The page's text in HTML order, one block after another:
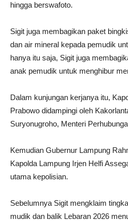
hingga berswafoto.
Sigit juga membagikan paket
dan air mineral kepada pemudik
hanya itu saja, Sigit juga
anak pemudik untuk menghibur
Dalam kunjungan kerjanya itu,
Prabowo didampingi oleh
Suryonugroho, Menteri
Kemudian Gubernur Lampung
Kapolda Lampung Irjen Helfi
utama kepolisian.
Sebelumnya Sigit mengklaim
mudik dan balik Lebaran 2026